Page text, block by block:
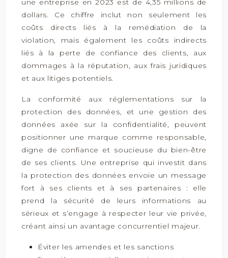
une entreprise en 2023 est de 4,35 millions de
dollars. Ce chiffre inclut non seulement les
coûts directs liés à la remédiation de la
violation, mais également les coûts indirects
liés à la perte de confiance des clients, aux
dommages à la réputation, aux frais juridiques
et aux litiges potentiels.
La conformité aux réglementations sur la
protection des données, et une gestion des
données axée sur la confidentialité, peuvent
positionner une marque comme responsable,
digne de confiance et soucieuse du bien-être
de ses clients. Une entreprise qui investit dans
la protection des données envoie un message
fort à ses clients et à ses partenaires : elle
prend la sécurité de leurs informations au
sérieux et s’engage à respecter leur vie privée,
créant ainsi un avantage concurrentiel majeur.
Éviter les amendes et les sanctions